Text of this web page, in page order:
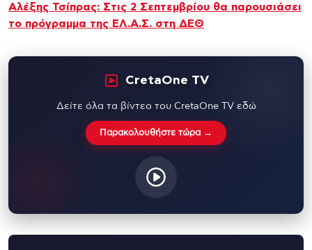
Αλέξης Τσίπρας: Στις 2 Σεπτεμβρίου θα παρουσιάσει
το πρόγραμμα της ΕΛ.Α.Σ. στη ΔΕΘ
CretaOne TV
Δείτε όλα τα βίντεο του CretaOne TV εδώ
Παρακολουθήστε τώρα →